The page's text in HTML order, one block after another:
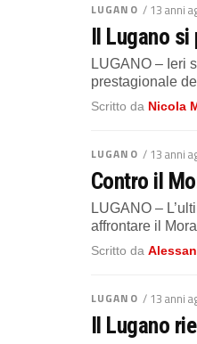
LUGANO / 13 anni
Il Lugano
LUGANO – Ieri
prestagionale
Scritto da Nicola
LUGANO / 13 anni
Contro il
LUGANO –
affrontare il
Scritto da
LUGANO / 13 anni
Il Lugano